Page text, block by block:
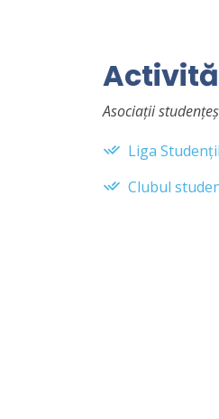
Asociații
Liga
Clubul